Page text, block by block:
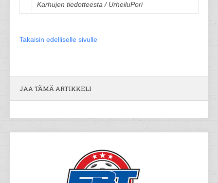
Karhujen tiedotteesta / UrheiluPori
Takaisin edelliselle sivulle
JAA TÄMÄ ARTIKKELI